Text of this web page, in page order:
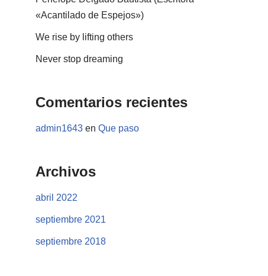
«Acantilado de Espejos»)
We rise by lifting others
Never stop dreaming
Comentarios recientes
admin1643 en Que paso
Archivos
abril 2022
septiembre 2021
septiembre 2018